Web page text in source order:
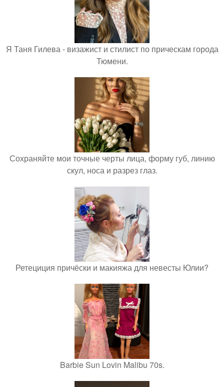
Я Таня Гилева - визажист и стилист по прическам города
Тюмени.
Сохраняйте мои точные черты лица, форму губ, линию
скул, носа и разрез глаз.
Ретециция причёски и макияжа для невесты Юлии?
Barbie Sun Lovin Malibu 70s.